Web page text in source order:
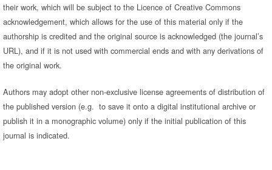
their work, which will be subject to the Licence of Creative Commons
acknowledgement, which allows for the use of this material only if the
authorship is credited and the original source is acknowledged (the journal’s
URL), and if it is not used with commercial ends and with any derivations of
the original work.
Authors may adopt other non-exclusive license agreements of distribution of
the published version (e.g. to save it onto a digital institutional archive or
publish it in a monographic volume) only if the initial publication of this
journal is indicated.